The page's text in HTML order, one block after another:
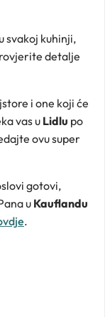
svakoj kuhinji,
detalje
i one koji će
vas u Lidlu po
ovu super
gotovi,
u Kauflandu
.